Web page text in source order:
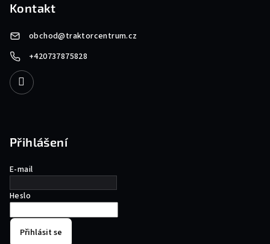
Kontakt
obchod@traktorcentrum.cz
+420737875828
Přihlášení
E-mail
Heslo
Přihlásit se